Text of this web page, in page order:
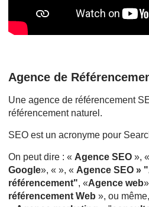
Agence de
Une agence de référencement
référencement naturel.
SEO est un acronyme pour
On peut dire : « Agence SEO », «
Google», « », « Agence SEO »
référencement", «Agence web
référencement Web », ou